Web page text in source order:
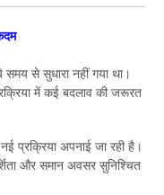
से सुधारा नहीं गया था।
में कई बदलाव की जरूरत
प्रक्रिया अपनाई जा रही है।
और समान अवसर सुनिश्चित